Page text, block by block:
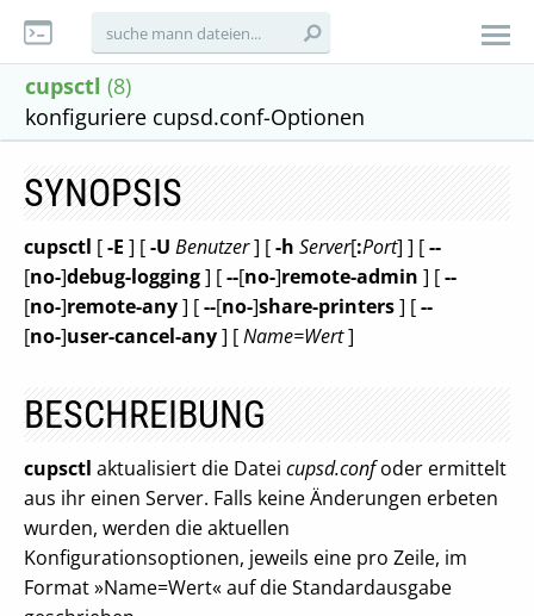
cupsctl (8)
konfiguriere cupsd.conf-Optionen
SYNOPSIS
cupsctl [-E ] [-U Benutzer] [-h Server[:Port] ] [--
[no-]debug-logging] [--[no-]remote-admin ] [--
[no-]remote-any] [--[no-]share-printers] [--
[no-]user-cancel-any] [Name=Wert]
BESCHREIBUNG
cupsctl aktualisiert die Datei cupsd.confoder ermittelt
aus ihr einen Server. Falls keine Änderungen erbeten
wurden, werden die aktuellen
Konfigurationsoptionen, jeweils eine pro Zeile, im
Format »Name=Wert« auf die Standardausgabe